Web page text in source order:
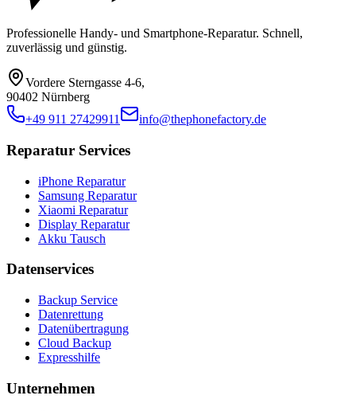
Professionelle Handy- und Smartphone-Reparatur. Schnell,
zuverlässig und günstig.
Vordere Sterngasse 4-6,
90402 Nürnberg
+49 911 27429911
info@thephonefactory.de
Reparatur Services
iPhone Reparatur
Samsung Reparatur
Xiaomi Reparatur
Display Reparatur
Akku Tausch
Datenservices
Backup Service
Datenrettung
Datenübertragung
Cloud Backup
Expresshilfe
Unternehmen